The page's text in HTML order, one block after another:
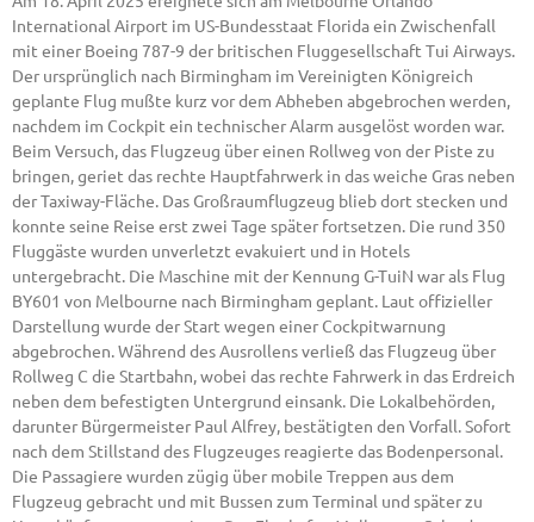
International Airport im US-Bundesstaat Florida ein Zwischenfall
mit einer Boeing 787-9 der britischen Fluggesellschaft Tui Airways.
Der ursprünglich nach Birmingham im Vereinigten Königreich
geplante Flug mußte kurz vor dem Abheben abgebrochen werden,
nachdem im Cockpit ein technischer Alarm ausgelöst worden war.
Beim Versuch, das Flugzeug über einen Rollweg von der Piste zu
bringen, geriet das rechte Hauptfahrwerk in das weiche Gras neben
der Taxiway-Fläche. Das Großraumflugzeug blieb dort stecken und
konnte seine Reise erst zwei Tage später fortsetzen. Die rund 350
Fluggäste wurden unverletzt evakuiert und in Hotels
untergebracht. Die Maschine mit der Kennung G-TuiN war als Flug
BY601 von Melbourne nach Birmingham geplant. Laut offizieller
Darstellung wurde der Start wegen einer Cockpitwarnung
abgebrochen. Während des Ausrollens verließ das Flugzeug über
Rollweg C die Startbahn, wobei das rechte Fahrwerk in das Erdreich
neben dem befestigten Untergrund einsank. Die Lokalbehörden,
darunter Bürgermeister Paul Alfrey, bestätigten den Vorfall. Sofort
nach dem Stillstand des Flugzeuges reagierte das Bodenpersonal.
Die Passagiere wurden zügig über mobile Treppen aus dem
Flugzeug gebracht und mit Bussen zum Terminal und später zu